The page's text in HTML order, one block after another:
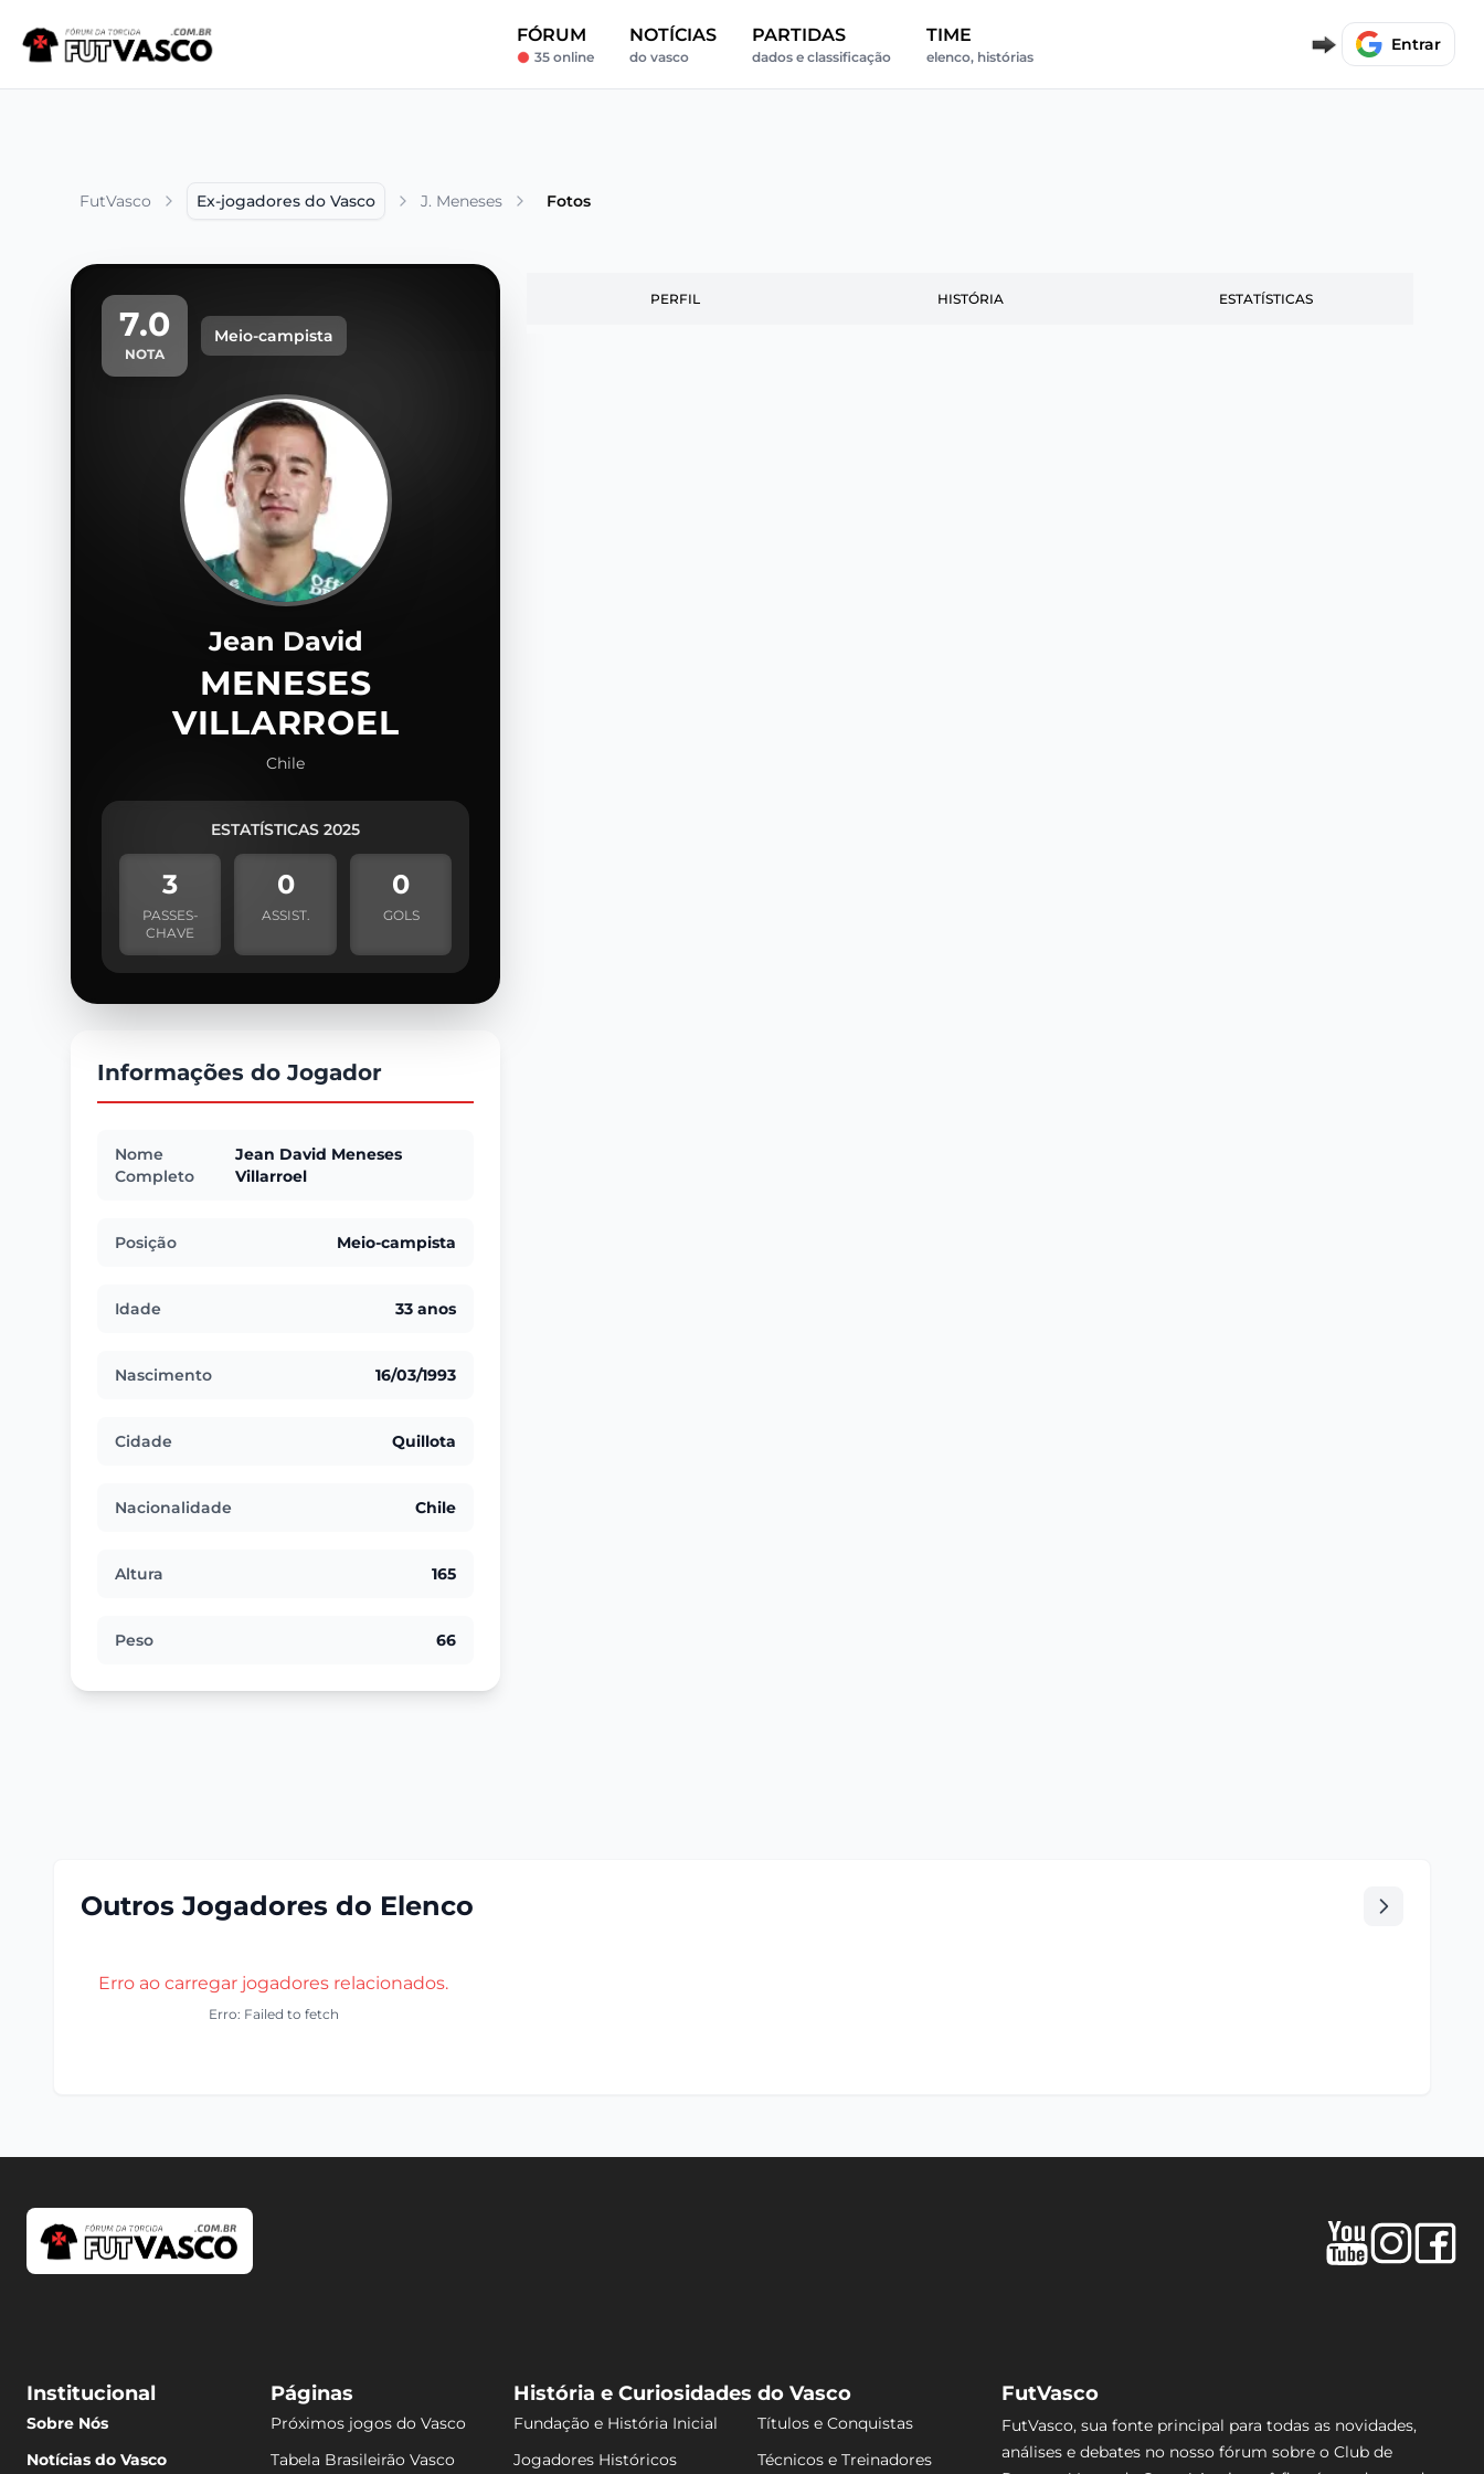
FÓRUM
35 online
NOTÍCIAS
do vasco
PARTIDAS
dados e classificação
TIME
elenco, histórias
Entrar
FutVasco Ex-jogadores do Vasco J. Meneses Fotos
7.0
NOTA
Meio-campista
Jean David
MENESES
VILLARROEL
Chile
ESTATÍSTICAS 2025
3
PASSES-
CHAVE
0
ASSIST.
0
GOLS
Informações do Jogador
Nome
Completo
Jean David Meneses
Villarroel
Posição Meio-campista
Idade 33 anos
Nascimento 16/03/1993
Cidade Quillota
Nacionalidade Chile
Altura 165
Peso 66
PERFIL HISTÓRIA ESTATÍSTICAS
Outros Jogadores do Elenco
Erro ao carregar jogadores relacionados.
Erro: Failed to fetch
Institucional
Sobre Nós
Notícias do Vasco
Páginas
Próximos jogos do Vasco
Tabela Brasileirão Vasco
História e Curiosidades do Vasco
Fundação e História Inicial
Títulos e Conquistas
Jogadores Históricos
Técnicos e Treinadores
FutVasco
FutVasco, sua fonte principal para todas as novidades,
análises e debates no nosso fórum sobre o Club de